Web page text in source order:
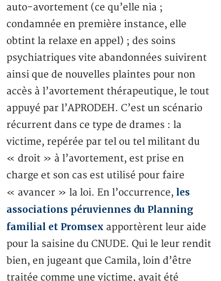
auto-avortement (ce qu’elle nia ;
condamnée en première instance, elle
obtint la relaxe en appel) ; des soins
psychiatriques vite abandonnées suivirent
ainsi que de nouvelles plaintes pour non
accès à l’avortement thérapeutique, le tout
appuyé par l’APRODEH. C’est un scénario
récurrent dans ce type de drames : la
victime, repérée par tel ou tel militant du
« droit » à l’avortement, est prise en
charge et son cas est utilisé pour faire
« avancer » la loi. En l’occurrence, les
associations péruviennes du Planning
familial et Promsex apportèrent leur aide
pour la saisine du CNUDE. Qui le leur rendit
bien, en jugeant que Camila, loin d’être
traitée comme une victime, avait été